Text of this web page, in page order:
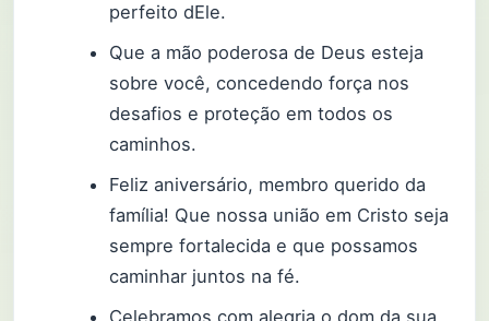
perfeito dEle.
Que a mão poderosa de Deus esteja
sobre você, concedendo força nos
desafios e proteção em todos os
caminhos.
Feliz aniversário, membro querido da
família! Que nossa união em Cristo seja
sempre fortalecida e que possamos
caminhar juntos na fé.